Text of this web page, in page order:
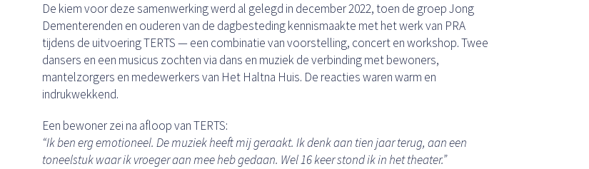
De kiem voor deze samenwerking werd al gelegd in december 2022, toen de groep Jong
Dementerenden en ouderen van de dagbesteding kennismaakte met het werk van PRA
tijdens de uitvoering TERTS — een combinatie van voorstelling, concert en workshop. Twee
dansers en een musicus zochten via dans en muziek de verbinding met bewoners,
mantelzorgers en medewerkers van Het Haltna Huis. De reacties waren warm en
indrukwekkend.
Een bewoner zei na afloop van TERTS:
“Ik ben erg emotioneel. De muziek heeft mij geraakt. Ik denk aan tien jaar terug, aan een
toneelstuk waar ik vroeger aan mee heb gedaan. Wel 16 keer stond ik in het theater.”